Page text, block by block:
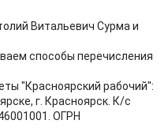
Витальевич Сурма и
способы перечисления
"Красноярский рабочий":
г. Красноярск. К/с
ОГРН